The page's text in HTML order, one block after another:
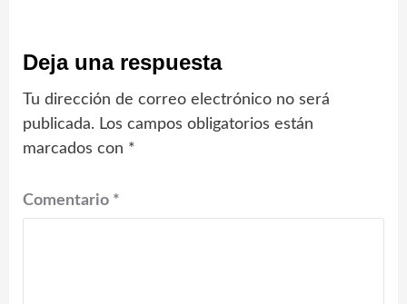
Deja una respuesta
Tu dirección de correo electrónico no será
publicada. Los campos obligatorios están
marcados con *
Comentario *